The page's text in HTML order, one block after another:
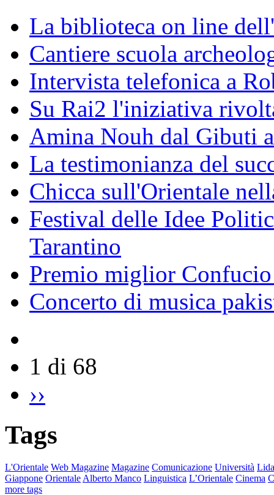
La biblioteca on line
Cantiere scuola
Intervista telefonica a
Su Rai2 l'iniziativa
Amina Nouh dal Gibuti
La testimonianza del
Chicca sull'Orientale
Festival delle Idee
Tarantino
Premio miglior
Concerto di musica
1 di 68
››
Tags
L'Orientale Web Magazine Magazine Comunicazione Università
Giappone Orientale Alberto Manco Linguistica L’Orientale Cinema
more tags